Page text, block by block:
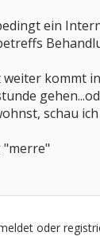
ein
kommt
schau ich
"merre"
oder